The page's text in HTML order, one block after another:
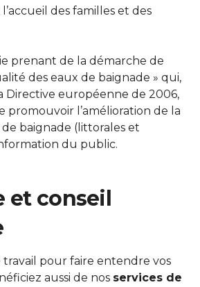
des familles et des
prenant de la démarche de
des eaux de baignade » qui,
Directive européenne de 2006,
promouvoir l’amélioration de la
baignade (littorales et
du public.
et conseil
pour faire entendre vos
aussi de nos services de